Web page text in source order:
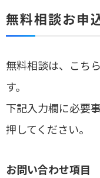
無料相談お申
無料相談は、こち
す。
下記入力欄に必要
押してください。
お問い合わせ項目